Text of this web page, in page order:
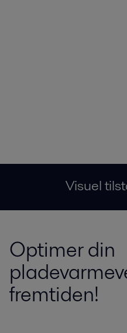
Visuel
Optimer din
fremtiden!